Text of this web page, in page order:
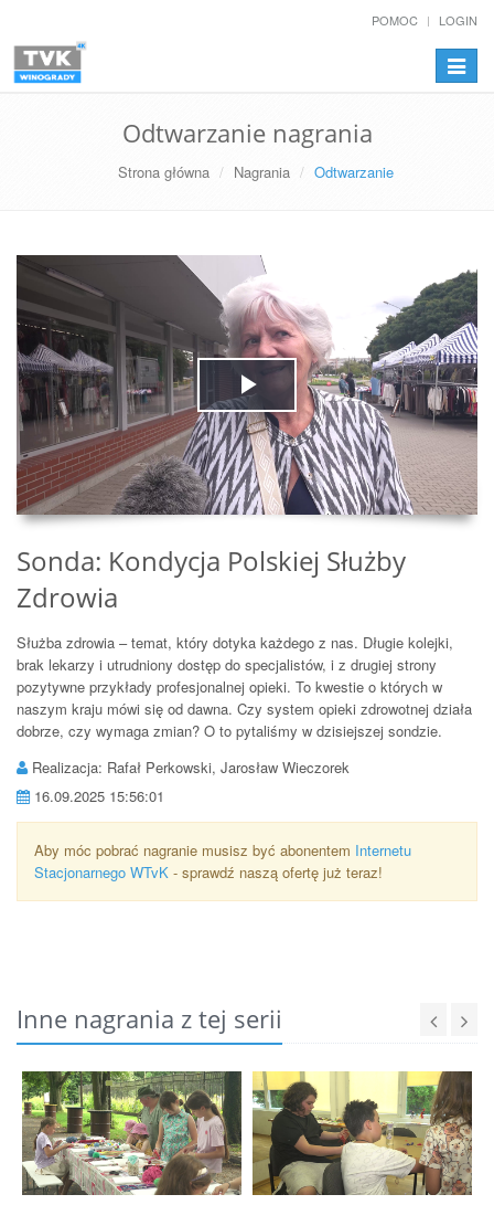
POMOC LOGIN
Odtwarzanie nagrania
Strona główna Nagrania Odtwarzanie
Play
Video
Sonda: Kondycja Polskiej Służby
Zdrowia
Służba zdrowia – temat, który dotyka każdego z nas. Długie kolejki,
brak lekarzy i utrudniony dostęp do specjalistów, i z drugiej strony
pozytywne przykłady profesjonalnej opieki. To kwestie o których w
naszym kraju mówi się od dawna. Czy system opieki zdrowotnej działa
dobrze, czy wymaga zmian? O to pytaliśmy w dzisiejszej sondzie.
Realizacja: Rafał Perkowski, Jarosław Wieczorek
16.09.2025 15:56:01
Aby móc pobrać nagranie musisz być abonentem Internetu
Stacjonarnego WTvK - sprawdź naszą ofertę już teraz!
Inne nagrania z tej serii